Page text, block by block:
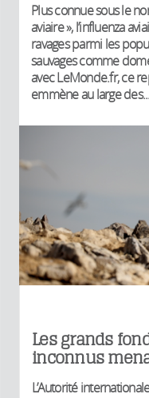
Plus connue sous le
aviaire », l’influenza
ravages parmi les
sauvages comme
avec LeMonde.fr, ce
emmène au large des...
Les grands
inconnus
L’Autorité